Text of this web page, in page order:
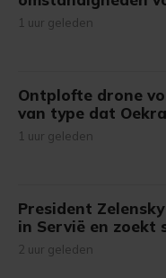
1 uur geleden
Ontplofte drone
van type dat
1 uur geleden
President
in Servië en zoekt
2 uur geleden